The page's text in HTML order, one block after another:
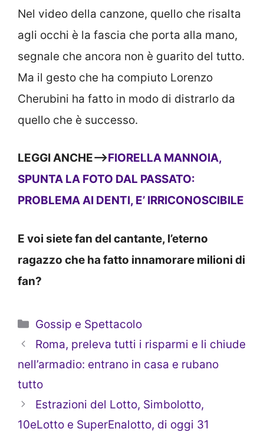
Nel video della canzone, quello che risalta
agli occhi è la fascia che porta alla mano,
segnale che ancora non è guarito del tutto.
Ma il gesto che ha compiuto Lorenzo
Cherubini ha fatto in modo di distrarlo da
quello che è successo.
LEGGI ANCHE—>FIORELLA MANNOIA,
SPUNTA LA FOTO DAL PASSATO:
PROBLEMA AI DENTI, E’ IRRICONOSCIBILE
E voi siete fan del cantante, l’eterno
ragazzo che ha fatto innamorare milioni di
fan?
Categorie
Gossip e Spettacolo
Roma, preleva tutti i risparmi e li chiude
nell’armadio: entrano in casa e rubano
tutto
Estrazioni del Lotto, Simbolotto,
10eLotto e SuperEnalotto, di oggi 31